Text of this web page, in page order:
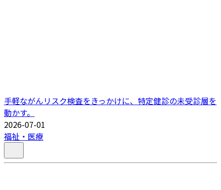
手軽ながんリスク検査をきっかけに、特定健診の未受診層を
動かす。
2026-07-01
福祉・医療